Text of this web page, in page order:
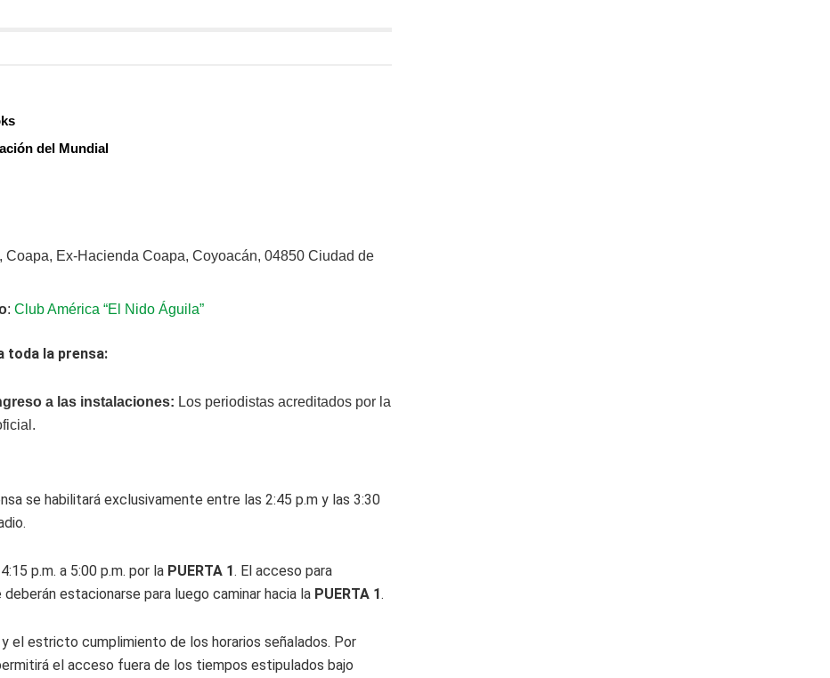
del Mundial
Coapa, Ex-Hacienda Coapa, Coyoacán, 04850 Ciudad de
:Club América “El Nido Águila”
toda la prensa:
a las instalaciones: Los periodistas acreditados por la
se habilitará exclusivamente entre las 2:45 p.m y las 3:30
p.m. a 5:00 p.m. por la PUERTA 1. El acceso para
deberán estacionarse para luego caminar hacia la PUERTA 1.
el estricto cumplimiento de los horarios señalados. Por
el acceso fuera de los tiempos estipulados bajo